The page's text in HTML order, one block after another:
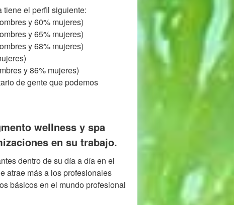
tiene el perfil siguiente:
y 60% mujeres)
y 65% mujeres)
y 68% mujeres)
y 86% mujeres)
de gente que podemos
wellness y spa
en su trabajo.
dentro de su día a día en el
atrae más a los profesionales
básicos en el mundo profesional